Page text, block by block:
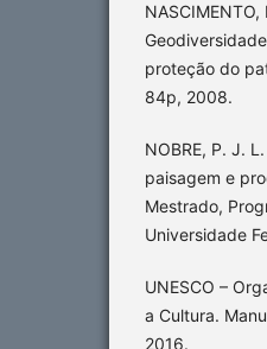
NASCIMENTO,
proteção do
84p, 2008.
NOBRE, P. J.
paisagem e
Mestrado,
Universidade
UNESCO –
a Cultura.
2016.